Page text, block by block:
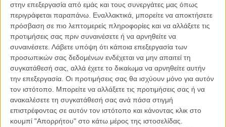
στην επεξεργασία από εμάς και τους συνεργάτες μας όπως
περιγράφεται παραπάνω. Εναλλακτικά, μπορείτε να αποκτήσετε
πρόσβαση σε πιο λεπτομερείς πληροφορίες και να αλλάξετε τις
προτιμήσεις σας πριν συναινέσετε ή να αρνηθείτε να
συναινέσετε. Λάβετε υπόψη ότι κάποια επεξεργασία των
προσωπικών σας δεδομένων ενδέχεται να μην απαιτεί τη
συγκατάθεσή σας, αλλά έχετε το δικαίωμα να αρνηθείτε αυτήν
την επεξεργασία. Οι προτιμήσεις σας θα ισχύουν μόνο για αυτόν
τον ιστότοπο. Μπορείτε να αλλάξετε τις προτιμήσεις σας ή να
ανακαλέσετε τη συγκατάθεσή σας ανά πάσα στιγμή
επιστρέφοντας σε αυτόν τον ιστότοπο και κάνοντας κλικ στο
κουμπί "Απορρήτου" στο κάτω μέρος της ιστοσελίδας.
Λίγους μήνες μετά τον θάνατο της Ντίτριχ στο Παρίσι τον Μάιο του
1992 σε ηλικία 90 ετών, η Ρίβα δημοσίευσε ένα βιβλίο για εκείνη.
«Θεωρώ τον εαυτό μου βιογράφο, όχι κόρη», είπε σε συνέντευξη
της στο Television Academy Foundation, για το παράρτημα The
Interviews, το 2009.
«Είμαι πολύ υπερήφανη που μπόρεσα να κρατήσω μια απόσταση
ως βιογράφος… ό,τι ήταν λάθος, ήταν λάθος, ό,τι ήταν σωστό, ήταν
σωστό, ό,τι ήταν μεγάλο, ήταν μεγάλο και ό,τι ήταν λαμπρό, ήταν
λαμπρό. (Οι άνθρωποι) δεν καταλαβαίνουν πόσο δύσκολο είναι να
είσαι παιδί ενός εφήμερου όντος που υπερβαίνει το φυσιολογικό».